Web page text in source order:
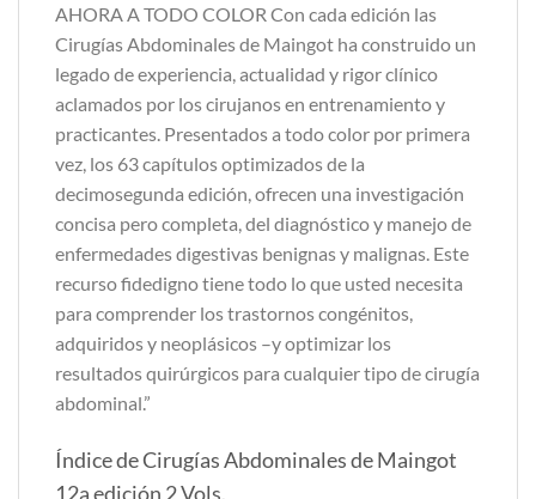
AHORA A TODO COLOR Con cada edición las
Cirugías Abdominales de Maingot ha construido un
legado de experiencia, actualidad y rigor clínico
aclamados por los cirujanos en entrenamiento y
practicantes. Presentados a todo color por primera
vez, los 63 capítulos optimizados de la
decimosegunda edición, ofrecen una investigación
concisa pero completa, del diagnóstico y manejo de
enfermedades digestivas benignas y malignas. Este
recurso fidedigno tiene todo lo que usted necesita
para comprender los trastornos congénitos,
adquiridos y neoplásicos –y optimizar los
resultados quirúrgicos para cualquier tipo de cirugía
abdominal.”
Índice de Cirugías Abdominales de Maingot
12a edición 2 Vols.